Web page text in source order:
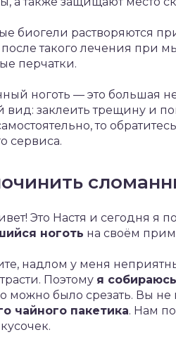
биогели растворяются
после такого лечения при
перчатки.
ноготь — это большая
заклеить трещину и
то
сервиса.
Это Настя и сегодня я
ноготь на своём
надлом у меня
Поэтому я
можно было срезать. Вы не
чайного пакетика. Нам